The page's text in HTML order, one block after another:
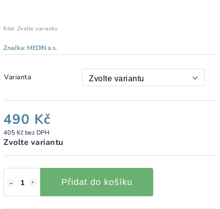
Kód: Zvolte variantu
Značka: MEDIN a.s.
Varianta
490 Kč
405 Kč bez DPH
Zvolte variantu
Přidat do košíku